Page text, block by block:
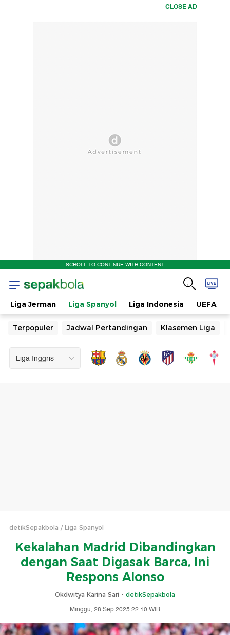
CLOSE AD
SCROLL TO CONTINUE WITH CONTENT
Liga Jerman Liga Spanyol Liga Indonesia UEFA
Terpopuler Jadwal Pertandingan Klasemen Liga
detikSepakbola Liga Spanyol
Kekalahan Madrid Dibandingkan
dengan Saat Digasak Barca, Ini
Respons Alonso
Okdwitya Karina Sari - detikSepakbola
Minggu, 28 Sep 2025 22:10 WIB